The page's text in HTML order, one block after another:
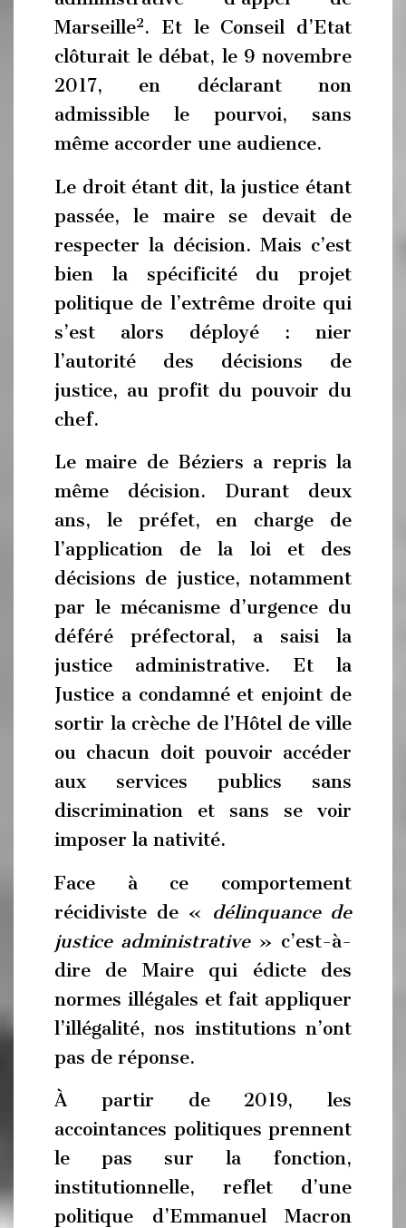
Marseille2. Et le Conseil d’Etat
clôturait le débat, le 9 novembre
2017, en déclarant non
admissible le pourvoi, sans
même accorder une audience.
Le droit étant dit, la justice étant
passée, le maire se devait de
respecter la décision. Mais c’est
bien la spécificité du projet
politique de l’extrême droite qui
s’est alors déployé : nier
l’autorité des décisions de
justice, au profit du pouvoir du
chef.
Le maire de Béziers a repris la
même décision. Durant deux
ans, le préfet, en charge de
l’application de la loi et des
décisions de justice, notamment
par le mécanisme d’urgence du
déféré préfectoral, a saisi la
justice administrative. Et la
Justice a condamné et enjoint de
sortir la crèche de l’Hôtel de ville
ou chacun doit pouvoir accéder
aux services publics sans
discrimination et sans se voir
imposer la nativité.
Face à ce comportement
récidiviste de «
délinquance de
justice administrative» c’est-à-
dire de Maire qui édicte des
normes illégales et fait appliquer
l’illégalité, nos institutions n’ont
pas de réponse.
À partir de 2019, les
accointances politiques prennent
le pas sur la fonction,
institutionnelle, reflet d’une
politique d’Emmanuel Macron